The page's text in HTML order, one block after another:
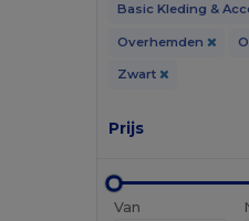
Basic Kleding &
Overhemden
Zwart
Prijs
Van